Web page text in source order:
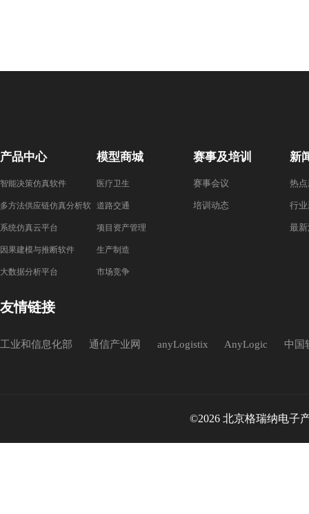
产品中心
智能决策仿真软件
多方法供应链仿真分析软
件
系统仿真云平台
因果建模与推断软件
大数据分析平台
模型商城
医疗卫生
道路交通
项目资产管理
生产制造
市场竞争
赛事及培训
赛事会议
培训动态
新
热
行
最
友情链接
工业和信息化部 通信产业网 anyLogistix AnyLogic 中国
©2026 北京格瑞纳电子